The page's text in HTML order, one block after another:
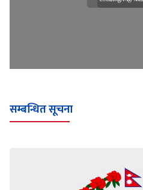
सम्बन्धित सूचना